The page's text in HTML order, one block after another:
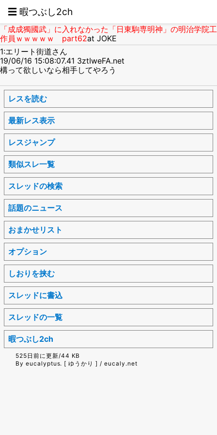
☰ 暇つぶし2ch
「成成獨國武」に入れなかった「日東駒専明神」の明治学院工
作員ｗｗｗｗｗ part62at JOKE
1:エリート街道さん
19/06/16 15:08:07.41 3ztIweFA.net
構って欲しいなら相手してやろう
レスを読む
最新レス表示
レスジャンプ
類似スレ一覧
スレッドの検索
話題のニュース
おまかせリスト
オプション
しおりを挟む
スレッドに書込
スレッドの一覧
暇つぶし2ch
525日前に更新/44 KB
By eucalyptus. [ ゆうかり ] / eucaly.net